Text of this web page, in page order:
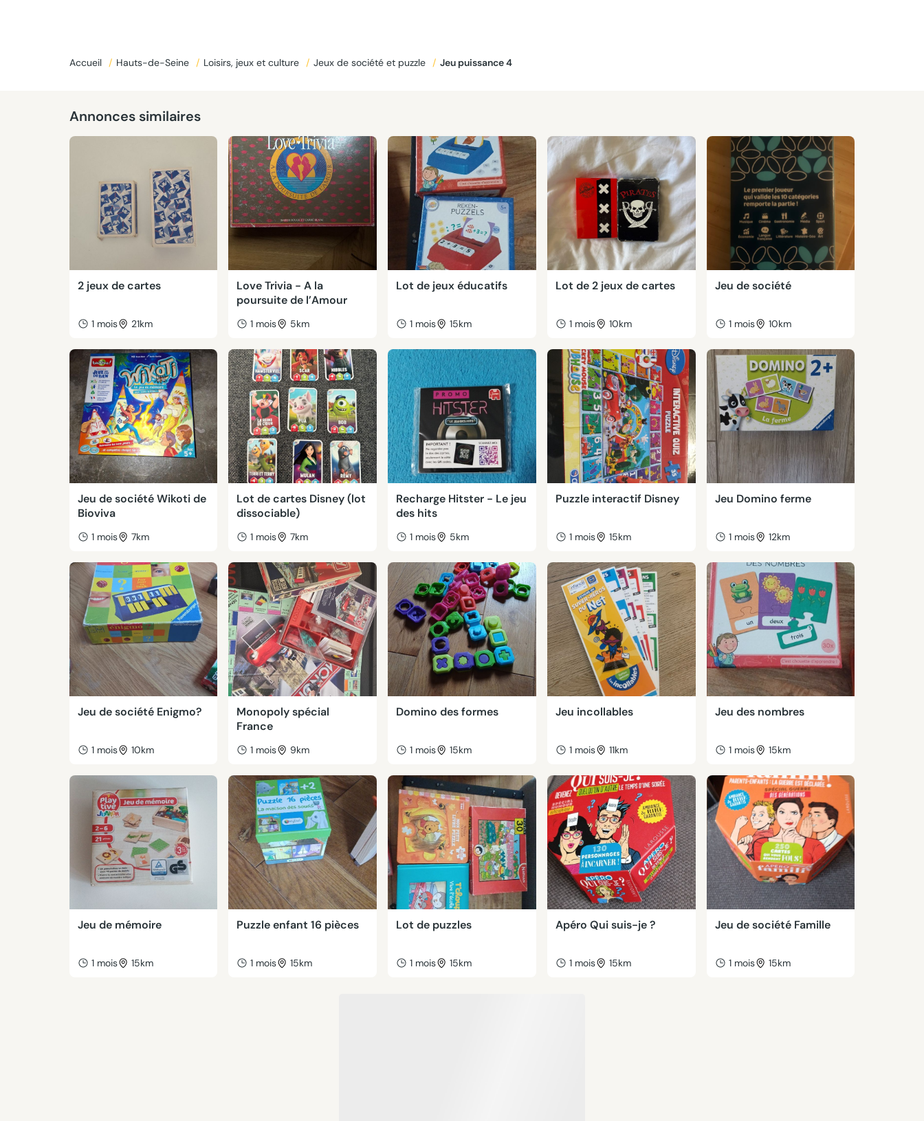
Accueil / Hauts-de-Seine / Loisirs, jeux et culture / Jeux de société et puzzle / Jeu puissance 4
Annonces similaires
2 jeux de cartes
1 mois 21km
Love Trivia - A la
poursuite de l’Amour
1 mois 5km
Lot de jeux éducatifs
1 mois 15km
Lot de 2 jeux de cartes
1 mois 10km
Jeu de société
1 mois 10km
Jeu de société Wikoti de
Bioviva
1 mois 7km
Lot de cartes Disney (lot
dissociable)
1 mois 7km
Recharge Hitster - Le jeu
des hits
1 mois 5km
Puzzle interactif Disney
1 mois 15km
Jeu Domino ferme
1 mois 12km
Jeu de société Enigmo?
1 mois 10km
Monopoly spécial
France
1 mois 9km
Domino des formes
1 mois 15km
Jeu incollables
1 mois 11km
Jeu des nombres
1 mois 15km
Jeu de mémoire
1 mois 15km
Puzzle enfant 16 pièces
1 mois 15km
Lot de puzzles
1 mois 15km
Apéro Qui suis-je ?
1 mois 15km
Jeu de société Famille
1 mois 15km